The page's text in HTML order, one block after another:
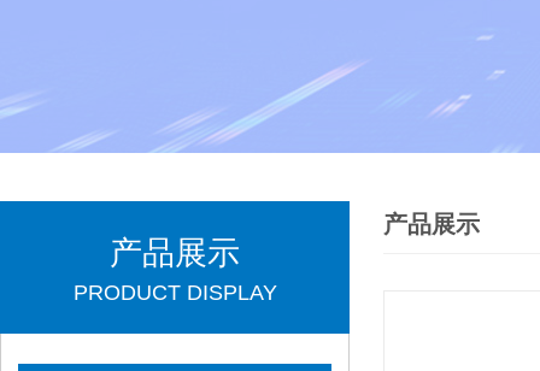
产品展示
PRODUCT DISPLAY
产品展示